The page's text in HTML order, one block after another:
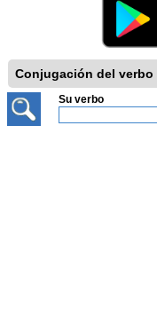
Conjugación del verbo
Su verbo